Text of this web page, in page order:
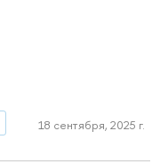
18 сентября, 2025 г.